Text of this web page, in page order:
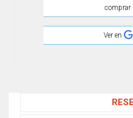
comprar
Ver en